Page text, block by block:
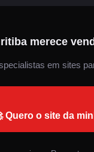
merece
em sites
Quero o site da